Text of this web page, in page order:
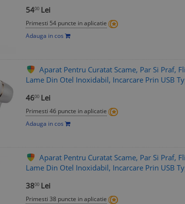
5400 Lei
Primesti 54 puncte in aplicatie
Adauga in cos
Aparat Pentru Curatat Scame, Par Si Praf,
Lame Din Otel Inoxidabil, Incarcare Prin USB
4600 Lei
Primesti 46 puncte in aplicatie
Adauga in cos
Aparat Pentru Curatat Scame, Par Si Praf,
Lame Din Otel Inoxidabil, Incarcare Prin USB
3800 Lei
Primesti 38 puncte in aplicatie